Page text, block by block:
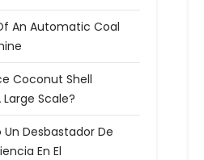
An Automatic Coal
Coconut Shell
Scale?
Desbastador De
En El